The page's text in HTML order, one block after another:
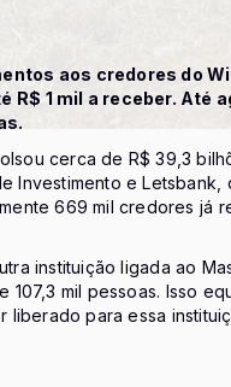
aos credores do
1 mil a receber. Até
cerca de R$ 39,3
Investimento e
669 mil credores já
instituição ligada ao
mil pessoas. Isso
liberado para essa